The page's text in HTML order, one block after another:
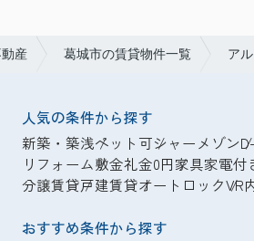
産 葛城市の賃貸物件一覧 ア
人気の条件から探す
新築・築浅ペット可シャーメゾン
リフォーム敷金礼金0円家具家電付
分譲賃貸戸建賃貸オートロックVR
おすすめ条件から探す